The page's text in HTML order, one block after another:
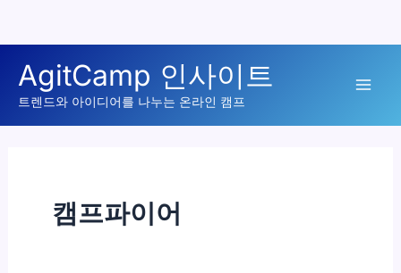
로
AgitCamp 인사이트
트렌드와 아이디어를 나누는 온라인 캠프
캠프파이어